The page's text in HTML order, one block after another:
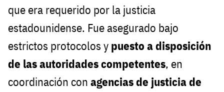
que era requerido por la justicia
estadounidense. Fue asegurado bajo
estrictos protocolos y puesto a disposición
de las autoridades competentes, en
coordinación con agencias de justicia de